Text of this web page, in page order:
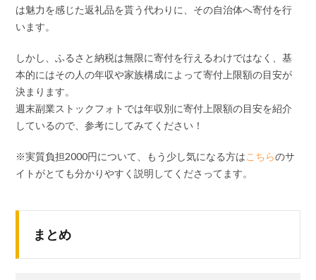
は魅力を感じた返礼品を貰う代わりに、その自治体へ寄付を行
います。
しかし、ふるさと納税は無限に寄付を行えるわけではなく、基
本的にはその人の年収や家族構成によって寄付上限額の目安が
決まります。
週末副業ストックフォトでは年収別に寄付上限額の目安を紹介
しているので、参考にしてみてください！
※実質負担2000円について、もう少し気になる方はこちらのサ
イトがとても分かりやすく説明してくださってます。
まとめ